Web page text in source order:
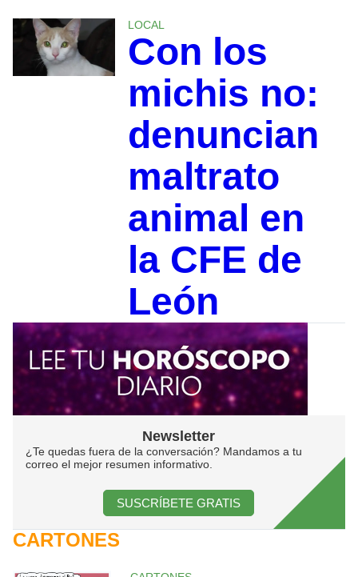
LOCAL
Con los
michis no:
denuncian
maltrato
animal en
la CFE de
León
Newsletter
¿Te quedas fuera de la conversación? Mandamos a tu
correo el mejor resumen informativo.
SUSCRÍBETE GRATIS
CARTONES